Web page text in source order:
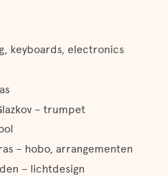
keyboards, electronics
– trumpet
– hobo, arrangementen
– lichtdesign